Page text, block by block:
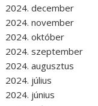
2024. december
2024. november
2024. október
2024. szeptember
2024. augusztus
2024. július
2024. június